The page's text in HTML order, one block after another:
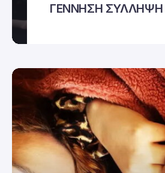
ΓΕΝΝΗΣΗ ΣΥΛΛΗΨΗ